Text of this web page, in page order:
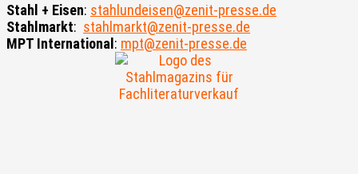
Stahl + Eisen: stahlundeisen@zenit-presse.de
Stahlmarkt: stahlmarkt@zenit-presse.de
MPT International: mpt@zenit-presse.de